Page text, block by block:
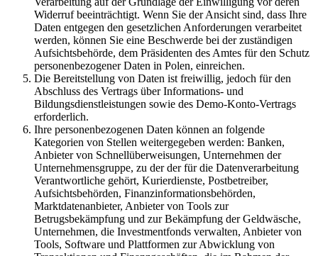
Widerruf beeinträchtigt. Wenn Sie der Ansicht sind, dass Ihre
Daten entgegen den gesetzlichen Anforderungen verarbeitet
werden, können Sie eine Beschwerde bei der zuständigen
Aufsichtsbehörde, dem Präsidenten des Amtes für den Schutz
personenbezogener Daten in Polen, einreichen.
Die Bereitstellung von Daten ist freiwillig, jedoch für den
Abschluss des Vertrags über Informations- und
Bildungsdienstleistungen sowie des Demo-Konto-Vertrags
erforderlich.
Ihre personenbezogenen Daten können an folgende
Kategorien von Stellen weitergegeben werden: Banken,
Anbieter von Schnellüberweisungen, Unternehmen der
Unternehmensgruppe, zu der der für die Datenverarbeitung
Verantwortliche gehört, Kurierdienste, Postbetreiber,
Aufsichtsbehörden, Finanzinformationsbehörden,
Marktdatenanbieter, Anbieter von Tools zur
Betrugsbekämpfung und zur Bekämpfung der Geldwäsche,
Unternehmen, die Investmentfonds verwalten, Anbieter von
Tools, Software und Plattformen zur Abwicklung von